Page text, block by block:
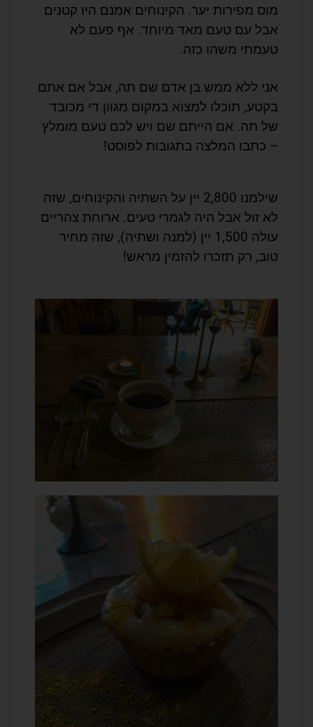
מוס מפירות יער. הקינוחים אמנם היו קטנים
אבל עם טעם מאד מיוחד. אף פעם לא
טעמתי משהו כזה.
אני ללא ממש בן אדם שם תה, אבל אם אתם
בקטע, תוכלו למצוא במקום מגוון די מכובד
של תה. אם הייתם שם ויש לכם טעם מומלץ
– כתבו המלצה בתגובות לפוסט!
שילמנו 2,800 יין על השתיה והקינוחים, שזה
לא זול אבל היה לגמרי טעים. ארוחת צהריים
עולה 1,500 יין (למנה ושתיה), שזה מחיר
טוב, רק תזכרו להזמין מראש!